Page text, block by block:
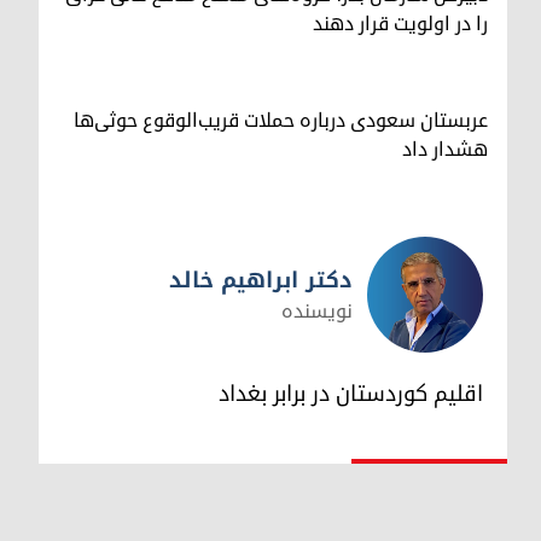
را در اولویت قرار دهند
عربستان سعودی درباره حملات قریب‌الوقوع حوثی‌ها
هشدار داد
دکتر ابراهیم خالد
دکتر ابراهیم خالد
نویسنده
اقلیم کوردستان در برابر بغداد